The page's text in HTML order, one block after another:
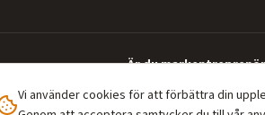
Är du
Vi använder cookies för att förbättra din